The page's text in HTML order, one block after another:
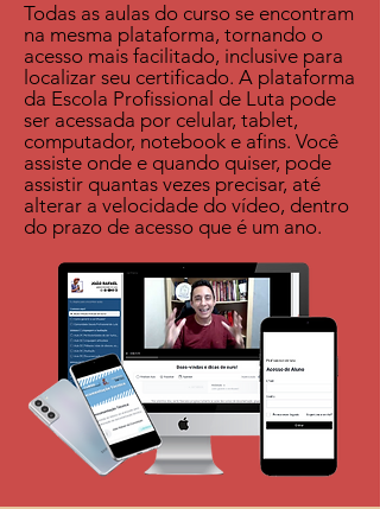
Todas as aulas do curso se encontram
na mesma plataforma, tornando o
acesso mais facilitado, inclusive para
localizar seu certificado. A plataforma
da Escola Profissional de Luta pode
ser acessada por celular, tablet,
computador, notebook e afins. Você
assiste onde e quando quiser, pode
assistir quantas vezes precisar, até
alterar a velocidade do vídeo, dentro
do prazo de acesso que é um ano.